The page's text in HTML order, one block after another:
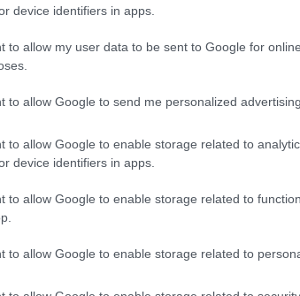
device identifiers in apps.
to allow my user data to be sent to Google for
to allow Google to send me personalized advertising.
to allow Google to enable storage related to
device identifiers in apps.
to allow Google to enable storage related to
to allow Google to enable storage related to